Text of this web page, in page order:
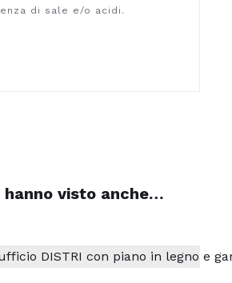
di sale e/o acidi.
visto anche…